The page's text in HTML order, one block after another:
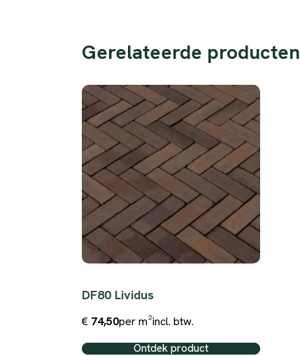
Gerelateerde producten
DF80 Lividus
€ 74,50per m²incl. btw.
Ontdek product